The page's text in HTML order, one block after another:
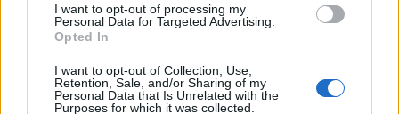
I want to opt-out of processing my
Personal Data for Targeted Advertising.
Opted In
I want to opt-out of Collection, Use,
Retention, Sale, and/or Sharing of my
Personal Data that Is Unrelated with the
Purposes for which it was collected.